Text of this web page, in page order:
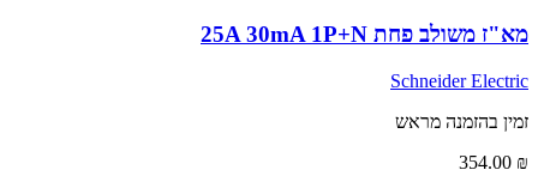
מא"ז משולב פחת 25A 30mA 1P+N
Schneider Electric
זמין בהזמנה מראש
354.00 ₪